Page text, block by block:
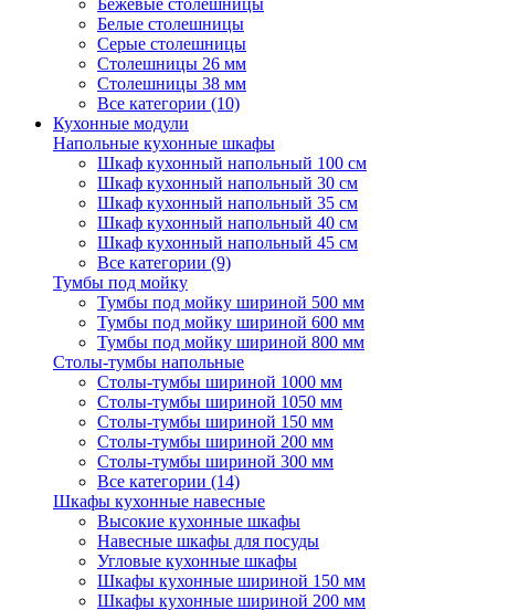
Бежевые столешницы
Белые столешницы
Серые столешницы
Столешницы 26 мм
Столешницы 38 мм
Все категории (10)
Кухонные модули
Напольные кухонные шкафы
Шкаф кухонный напольный 100 см
Шкаф кухонный напольный 30 см
Шкаф кухонный напольный 35 см
Шкаф кухонный напольный 40 см
Шкаф кухонный напольный 45 см
Все категории (9)
Тумбы под мойку
Тумбы под мойку шириной 500 мм
Тумбы под мойку шириной 600 мм
Тумбы под мойку шириной 800 мм
Столы-тумбы напольные
Столы-тумбы шириной 1000 мм
Столы-тумбы шириной 1050 мм
Столы-тумбы шириной 150 мм
Столы-тумбы шириной 200 мм
Столы-тумбы шириной 300 мм
Все категории (14)
Шкафы кухонные навесные
Высокие кухонные шкафы
Навесные шкафы для посуды
Угловые кухонные шкафы
Шкафы кухонные шириной 150 мм
Шкафы кухонные шириной 200 мм